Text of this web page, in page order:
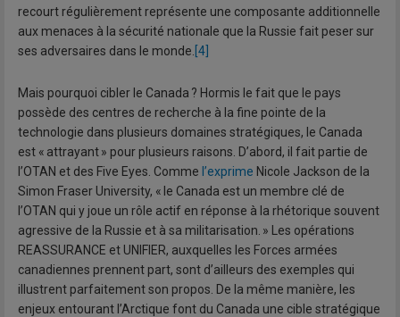
recourt régulièrement représente une composante additionnelle
aux menaces à la sécurité nationale que la Russie fait peser sur
ses adversaires dans le monde. [4]
Mais pourquoi cibler le Canada ? Hormis le fait que le pays
possède des centres de recherche à la fine pointe de la
technologie dans plusieurs domaines stratégiques, le Canada
est « attrayant » pour plusieurs raisons. D’abord, il fait partie de
l’OTAN et des Five Eyes. Comme l’exprime Nicole Jackson de la
Simon Fraser University, « le Canada est un membre clé de
l’OTAN qui y joue un rôle actif en réponse à la rhétorique souvent
agressive de la Russie et à sa militarisation. » Les opérations
REASSURANCE et UNIFIER, auxquelles les Forces armées
canadiennes prennent part, sont d’ailleurs des exemples qui
illustrent parfaitement son propos. De la même manière, les
enjeux entourant l’Arctique font du Canada une cible stratégique